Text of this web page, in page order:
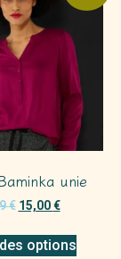
unie
€ 15,00€
options